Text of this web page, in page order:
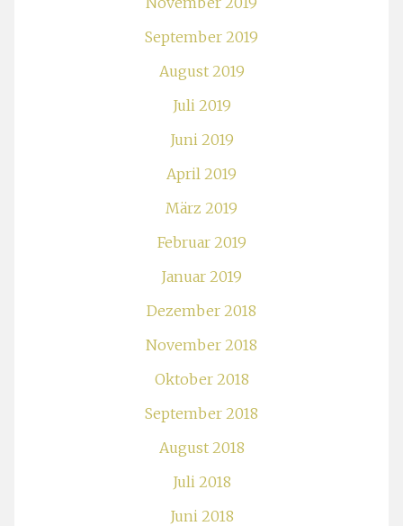
September 2019
August 2019
Juli 2019
Juni 2019
April 2019
März 2019
Februar 2019
Januar 2019
Dezember 2018
November 2018
Oktober 2018
September 2018
August 2018
Juli 2018
Juni 2018